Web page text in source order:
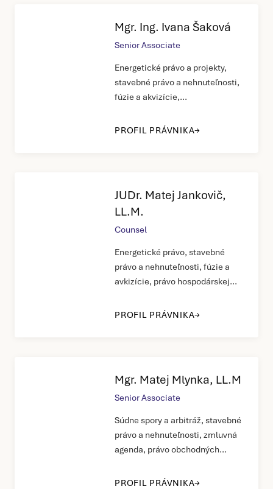
Mgr. Ing. Ivana Šaková
Senior Associate
Energetické právo a projekty,
stavebné právo a nehnuteľnosti,
fúzie a akvizície,
PROFIL PRÁVNIKA
JUDr. Matej Jankovič,
LL.M.
Counsel
Energetické právo, stavebné
právo a nehnuteľnosti, fúzie a
avkizície, právo hospodárskej
všeobecná korporátna a
PROFIL PRÁVNIKA
Mgr. Matej Mlynka, LL.M
Senior Associate
Súdne spory a arbitráž, stavebné
právo a nehnuteľnosti, zmluvná
agenda, právo obchodných
papierov
PROFIL PRÁVNIKA